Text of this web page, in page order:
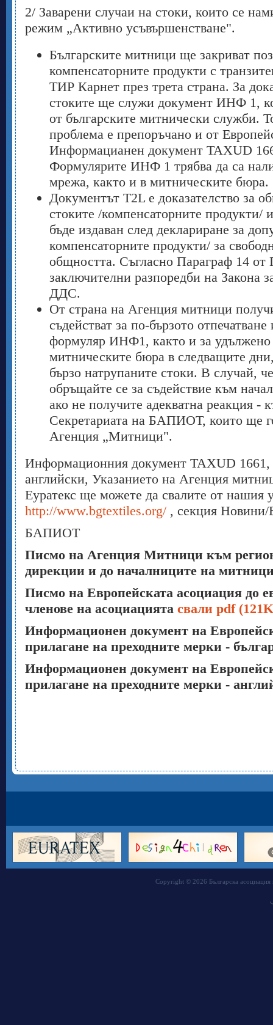
2/ Заварени случаи на стоки, които се
режим „Активно усъвършенстване".
Българските митници ще закриват
компенсаторните продукти с
ТИР Карнет през трета страна. За
стоките ще служи документ ИНФ 1,
от българските митнически служби.
проблема е препоръчано и от
Информацианен документ TAXUD
Формулярите ИНФ 1 трябва да са
мрежа, както и в митническите бюра.
Документът T2L е доказателство за
стоките /компенсаторните
бъде издаван след деклариране за
компенсаторните продукти/ за
общността. Съгласно Параграф 14 от
заключителни разпоредби на Закона
ДДС.
От страна на Агенция митници
съдействат за по-бързото
формуляр ИНФ1, както и за удължено
митническите бюра в следващите
бързо натрупаните стоки. В случай,
обръщайте се за съдействие към
ако не получите адекватна реакция -
Секретариата на БАПИОТ, които ще
Агенция „Митници".
Информационния документ TAXUD 1661,
английски, Указанието на Агенция
Еуратекс ще можете да свалите от нашия
http://www.bgtextiles.org/ , секция
БАПИОТ
Писмо на Агенция Митници към
дирекции и до началниците на
Писмо на Европейската асоциация до
членове на асоциацията свали pdf
Информационен документ на
прилагане на преходните мерки -
Информационен документ на
прилагане на преходните мерки -
Copyright © 2026 Българска асоциация